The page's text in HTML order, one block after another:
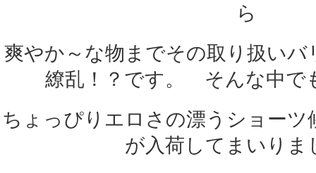
ら
爽やか～な物までその取り扱いバ
繚乱！？です。 そんな中で
ちょっぴりエロさの漂うショーツ
が入荷してまいりま